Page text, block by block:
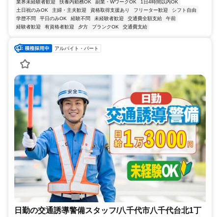
業界未経験者歓迎 扶養内勤務OK 副業・WワークOK
1日4時間以内OK
土日祝のみOK
主婦・主夫歓迎 資格取得支援あり フリーター歓迎
シフト自由
学歴不問
平日のみOK 経験不問 未経験者歓迎 交通費全額支給
午前
経験者歓迎
有資格者歓迎 夕方 ブランクOK 交通費支給
アルバイト・パート
日勤の交通誘導警備スタッフ/八千代市八千代台北1丁